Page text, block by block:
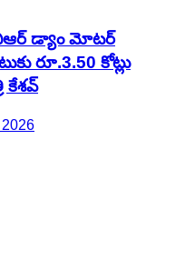
డ్యాం మోటర్
రూ.3.50 కోట్లు
కేశవ్